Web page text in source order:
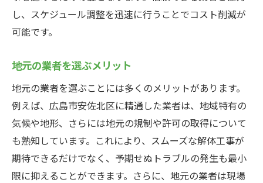
し、スケジュール調整を迅速に行うことでコスト削減が
可能です。
地元の業者を選ぶメリット
地元の業者を選ぶことには多くのメリットがあります。
例えば、広島市安佐北区に精通した業者は、地域特有の
気候や地形、さらには地元の規制や許可の取得について
も熟知しています。これにより、スムーズな解体工事が
期待できるだけでなく、予期せぬトラブルの発生も最小
限に抑えることができます。さらに、地元の業者は現場